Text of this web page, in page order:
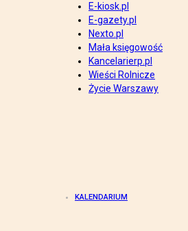
E-kiosk.pl
E-gazety.pl
Nexto.pl
Mała księgowość
Kancelarierp.pl
Wieści Rolnicze
Życie Warszawy
KALENDARIUM